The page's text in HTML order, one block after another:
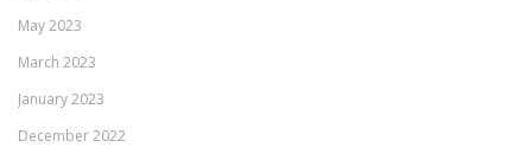
May 2023
March 2023
January 2023
December 2022